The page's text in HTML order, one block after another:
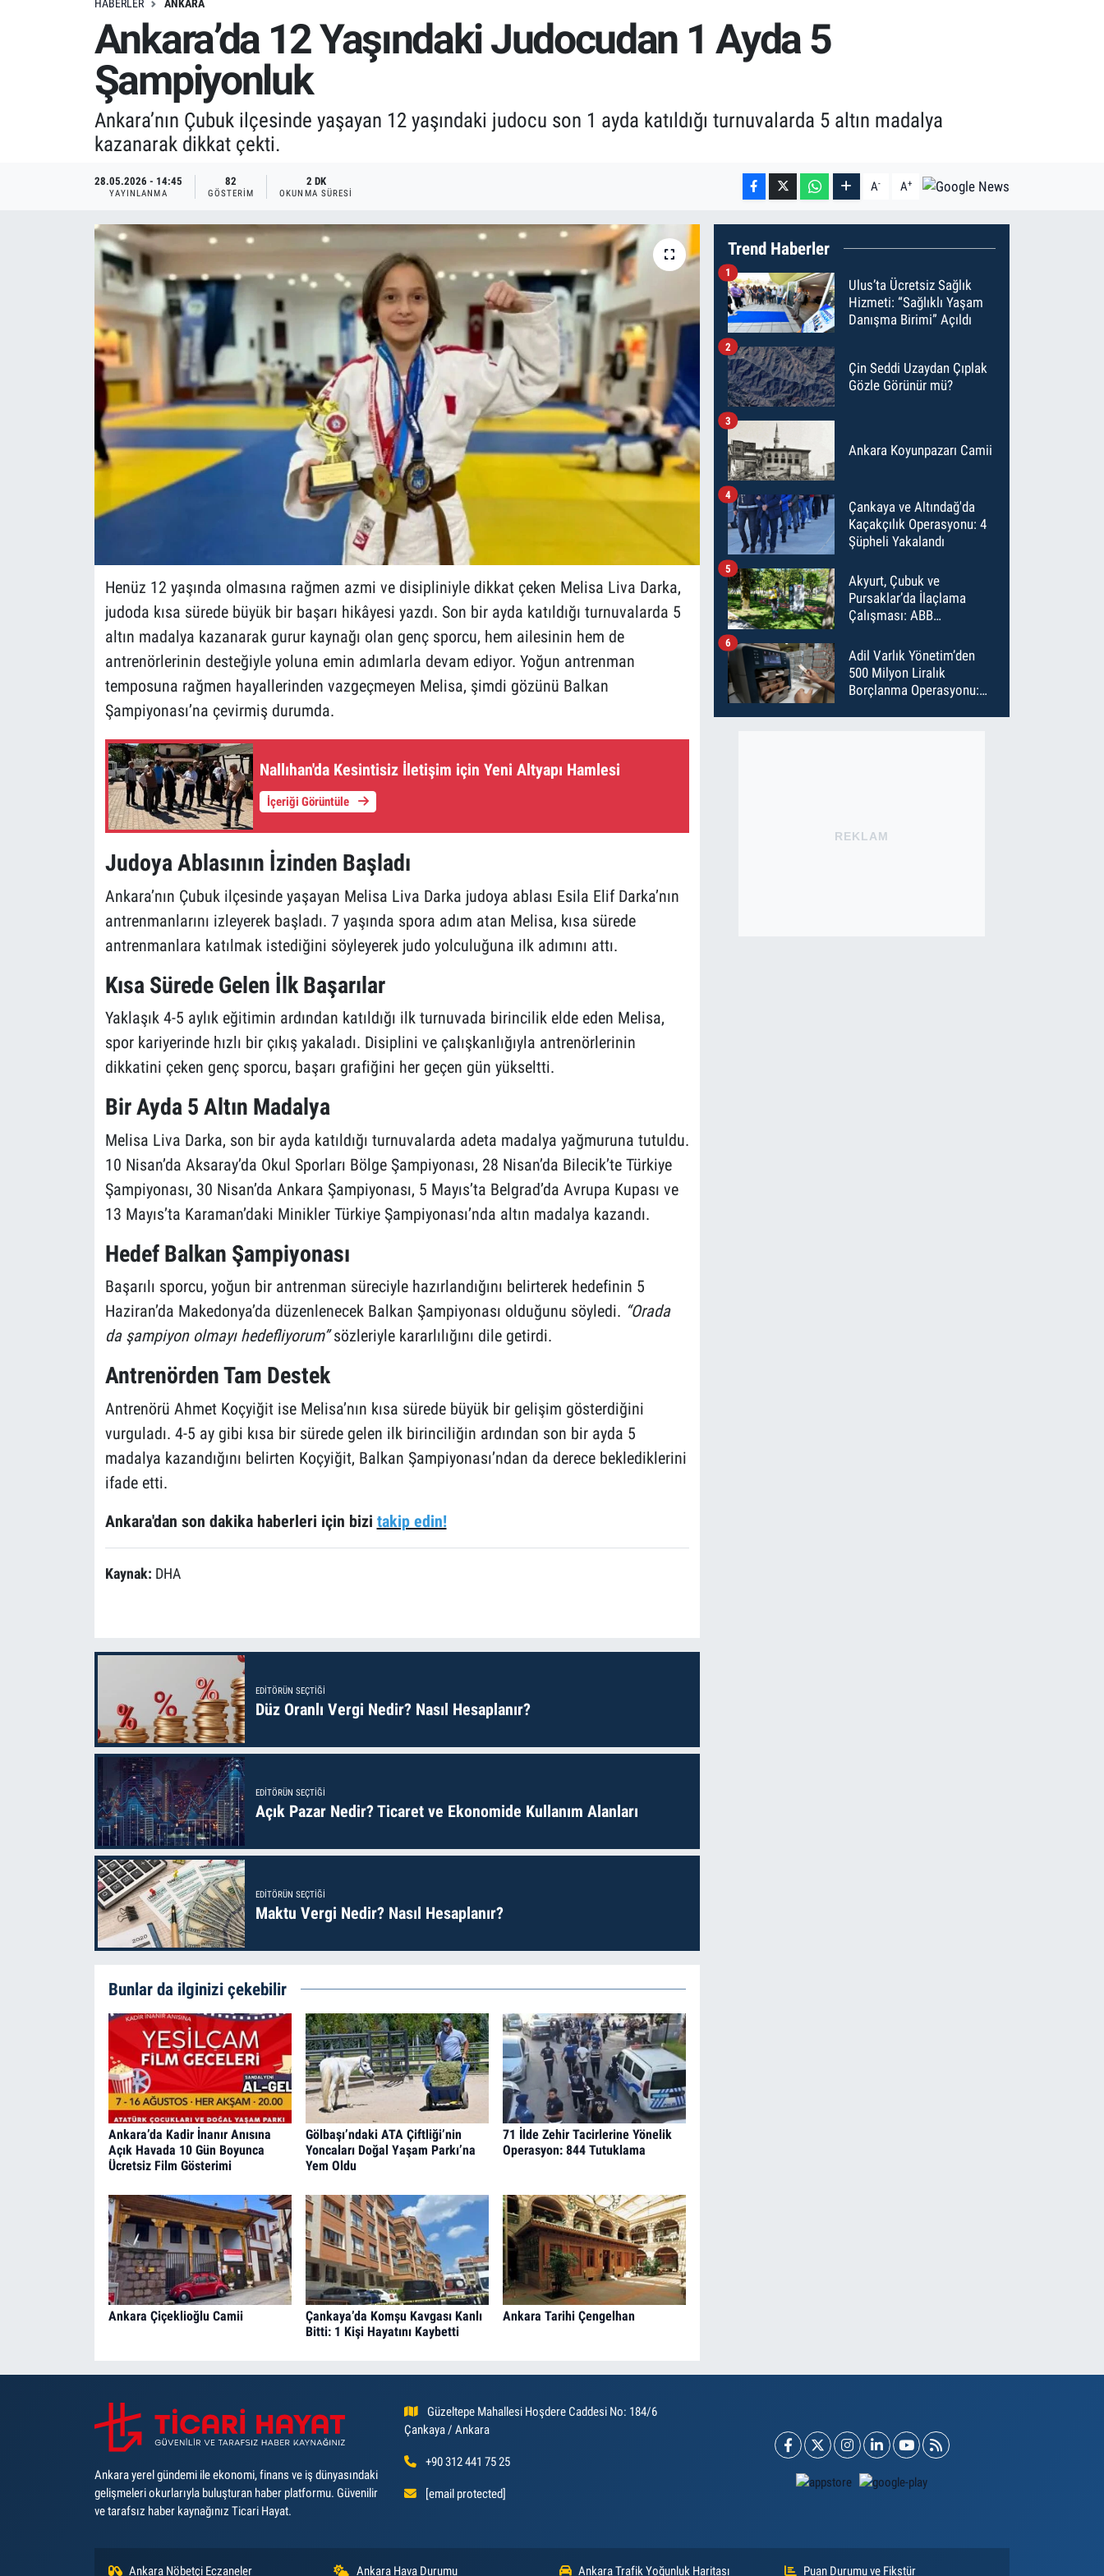
HABERLER ANKARA
Ankara’da 12 Yaşındaki Judocudan 1 Ayda 5
Şampiyonluk
Ankara’nın Çubuk ilçesinde yaşayan 12 yaşındaki judocu son 1 ayda katıldığı turnuvalarda 5 altın madalya
kazanarak dikkat çekti.
28.05.2026 - 14:45
YAYINLANMA
82
GÖSTERIM
2 DK
OKUNMA SÜRESI A- A+
Henüz 12 yaşında olmasına rağmen azmi ve disipliniyle dikkat çeken Melisa Liva Darka,
judoda kısa sürede büyük bir başarı hikâyesi yazdı. Son bir ayda katıldığı turnuvalarda 5
altın madalya kazanarak gurur kaynağı olan genç sporcu, hem ailesinin hem de
antrenörlerinin desteğiyle yoluna emin adımlarla devam ediyor. Yoğun antrenman
temposuna rağmen hayallerinden vazgeçmeyen Melisa, şimdi gözünü Balkan
Şampiyonası’na çevirmiş durumda.
Nallıhan'da Kesintisiz İletişim için Yeni Altyapı Hamlesi
İçeriği Görüntüle
Judoya Ablasının İzinden Başladı
Ankara’nın Çubuk ilçesinde yaşayan Melisa Liva Darka judoya ablası Esila Elif Darka’nın
antrenmanlarını izleyerek başladı. 7 yaşında spora adım atan Melisa, kısa sürede
antrenmanlara katılmak istediğini söyleyerek judo yolculuğuna ilk adımını attı.
Kısa Sürede Gelen İlk Başarılar
Yaklaşık 4-5 aylık eğitimin ardından katıldığı ilk turnuvada birincilik elde eden Melisa,
spor kariyerinde hızlı bir çıkış yakaladı. Disiplini ve çalışkanlığıyla antrenörlerinin
dikkatini çeken genç sporcu, başarı grafiğini her geçen gün yükseltti.
Bir Ayda 5 Altın Madalya
Melisa Liva Darka, son bir ayda katıldığı turnuvalarda adeta madalya yağmuruna tutuldu.
10 Nisan’da Aksaray’da Okul Sporları Bölge Şampiyonası, 28 Nisan’da Bilecik’te Türkiye
Şampiyonası, 30 Nisan’da Ankara Şampiyonası, 5 Mayıs’ta Belgrad’da Avrupa Kupası ve
13 Mayıs’ta Karaman’daki Minikler Türkiye Şampiyonası’nda altın madalya kazandı.
Hedef Balkan Şampiyonası
Başarılı sporcu, yoğun bir antrenman süreciyle hazırlandığını belirterek hedefinin 5
Haziran’da Makedonya’da düzenlenecek Balkan Şampiyonası olduğunu söyledi. “Orada
da şampiyon olmayı hedefliyorum”sözleriyle kararlılığını dile getirdi.
Antrenörden Tam Destek
Antrenörü Ahmet Koçyiğit ise Melisa’nın kısa sürede büyük bir gelişim gösterdiğini
vurguladı. 4-5 ay gibi kısa bir sürede gelen ilk birinciliğin ardından son bir ayda 5
madalya kazandığını belirten Koçyiğit, Balkan Şampiyonası’ndan da derece beklediklerini
ifade etti.
Ankara'dan son dakika haberleri için bizi takip edin!
Kaynak: DHA
EDITÖRÜN SEÇTIĞI
Düz Oranlı Vergi Nedir? Nasıl Hesaplanır?
EDITÖRÜN SEÇTIĞI
Açık Pazar Nedir? Ticaret ve Ekonomide Kullanım Alanları
EDITÖRÜN SEÇTIĞI
Maktu Vergi Nedir? Nasıl Hesaplanır?
Bunlar da ilginizi çekebilir
Ankara’da Kadir İnanır Anısına
Açık Havada 10 Gün Boyunca
Ücretsiz Film Gösterimi
Gölbaşı’ndaki ATA Çiftliği’nin
Yoncaları Doğal Yaşam Parkı’na
Yem Oldu
71 İlde Zehir Tacirlerine Yönelik
Operasyon: 844 Tutuklama
Ankara Çiçeklioğlu Camii
Çankaya’da Komşu Kavgası Kanlı
Bitti: 1 Kişi Hayatını Kaybetti
Ankara Tarihi Çengelhan
Trend Haberler
Ulus’ta Ücretsiz Sağlık
Hizmeti: “Sağlıklı Yaşam
Danışma Birimi” Açıldı
1
Çin Seddi Uzaydan Çıplak
Gözle Görünür mü?
2
Ankara Koyunpazarı Camii
3
Çankaya ve Altındağ'da
Kaçakçılık Operasyonu: 4
Şüpheli Yakalandı
4
Akyurt, Çubuk ve
Pursaklar’da İlaçlama
Çalışması: ABB
İlaçladı
5
Adil Varlık Yönetim’den
500 Milyon Liralık
Borçlanma Operasyonu:
6
REKLAM
Ankara yerel gündemi ile ekonomi, finans ve iş dünyasındaki
gelişmeleri okurlarıyla buluşturan haber platformu. Güvenilir
ve tarafsız haber kaynağınız Ticari Hayat.
Güzeltepe Mahallesi Hoşdere Caddesi No: 184/6
Çankaya / Ankara
+90 312 441 75 25
[email protected]
Ankara Nöbetçi Eczaneler Ankara Hava Durumu Ankara Trafik Yoğunluk Haritası Puan Durumu ve Fikstür